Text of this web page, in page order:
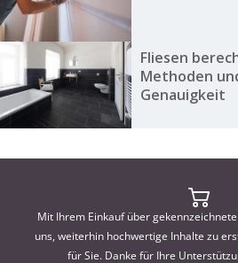
Fliesen
Methoden
Genauigkeit
Mit Ihrem Einkauf über
uns, weiterhin hochwertige Inhalte zu
für Sie. Danke für Ihre